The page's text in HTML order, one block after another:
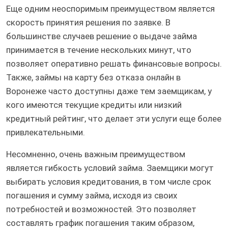
Еще одним неоспоримым преимуществом является
скорость принятия решения по заявке. В
большинстве случаев решение о выдаче займа
принимается в течение нескольких минут, что
позволяет оперативно решать финансовые вопросы.
Также, займы на карту без отказа онлайн в
Воронеже часто доступны даже тем заемщикам, у
кого имеются текущие кредиты или низкий
кредитный рейтинг, что делает эти услуги еще более
привлекательными.
Несомненно, очень важным преимуществом
является гибкость условий займа. Заемщики могут
выбирать условия кредитования, в том числе срок
погашения и сумму займа, исходя из своих
потребностей и возможностей. Это позволяет
составлять график погашения таким образом,